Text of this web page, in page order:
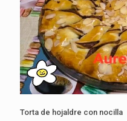
Torta de hojaldre con nocilla